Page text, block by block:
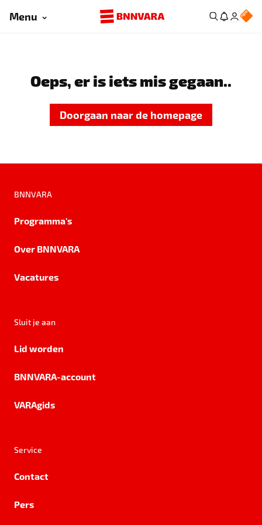
Menu
Oeps, er is iets mis gegaan..
Doorgaan naar de homepage
BNNVARA
Programma's
Over BNNVARA
Vacatures
Sluit je aan
Lid worden
BNNVARA-account
VARAgids
Service
Contact
Pers